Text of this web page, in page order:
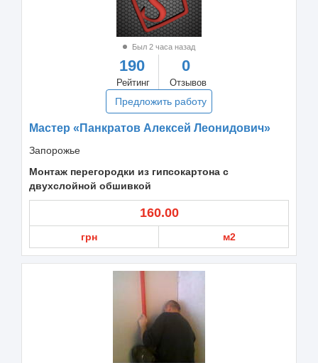
Был 2 часа назад
190
Рейтинг
0
Отзывов
Предложить работу
Мастер «Панкратов Алексей Леонидович»
Запорожье
Монтаж перегородки из гипсокартона с
двухслойной обшивкой
160.00
грн м2